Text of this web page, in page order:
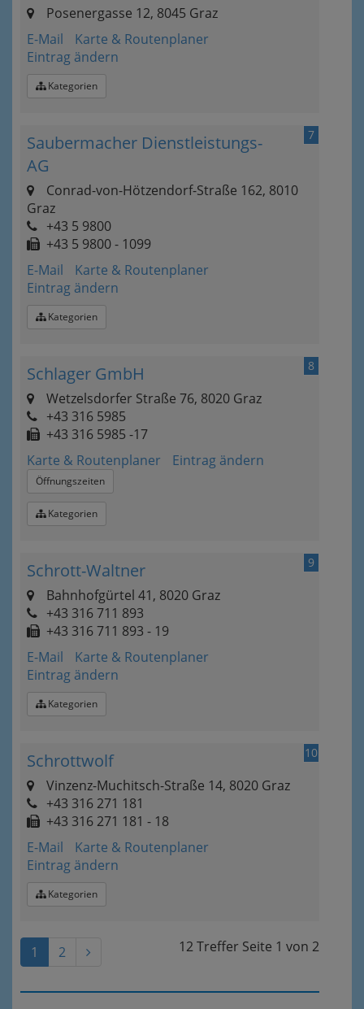
Posenergasse 12, 8045 Graz
E-Mail
Karte & Routenplaner
Eintrag ändern
Kategorien
7
Saubermacher Dienstleistungs-
AG
Conrad-von-Hötzendorf-Straße 162, 8010
Graz
+43 5 9800
+43 5 9800 - 1099
E-Mail
Karte & Routenplaner
Eintrag ändern
Kategorien
8
Schlager GmbH
Wetzelsdorfer Straße 76, 8020 Graz
+43 316 5985
+43 316 5985 -17
Karte & Routenplaner
Eintrag ändern
Öffnungszeiten
Kategorien
9
Schrott-Waltner
Bahnhofgürtel 41, 8020 Graz
+43 316 711 893
+43 316 711 893 - 19
E-Mail
Karte & Routenplaner
Eintrag ändern
Kategorien
10
Schrottwolf
Vinzenz-Muchitsch-Straße 14, 8020 Graz
+43 316 271 181
+43 316 271 181 - 18
E-Mail
Karte & Routenplaner
Eintrag ändern
Kategorien
12 Treffer Seite 1 von 2
1 2